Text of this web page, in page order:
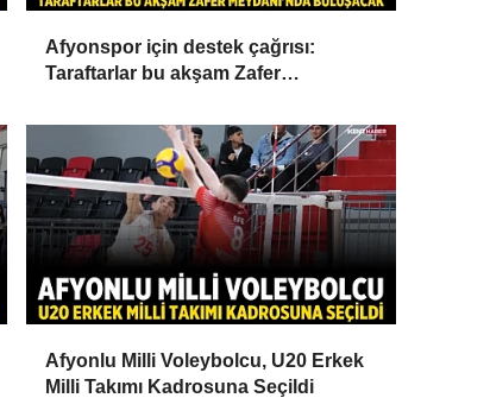
Afyonspor için destek çağrısı:
Taraftarlar bu akşam Zafer
Afyonlu Milli Voleybolcu, U20 Erkek
Milli Takımı Kadrosuna Seçildi